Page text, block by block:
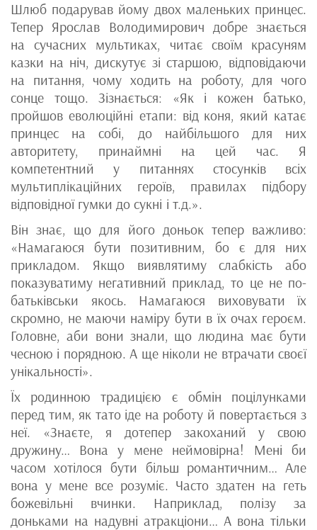
Шлюб подарував йому двох маленьких принцес.
Тепер Ярослав Володимирович добре знається
на сучасних мультиках, читає своїм красуням
казки на ніч, дискутує зі старшою, відповідаючи
на питання, чому ходить на роботу, для чого
сонце тощо. Зізнається: «Як і кожен батько,
пройшов еволюційні етапи: від коня, який катає
принцес на собі, до найбільшого для них
авторитету, принаймні на цей час. Я
компетентний у питаннях стосунків всіх
мультиплікаційних героїв, правилах підбору
відповідної гумки до сукні і т.д.».
Він знає, що для його доньок тепер важливо:
«Намагаюся бути позитивним, бо є для них
прикладом. Якщо виявлятиму слабкість або
показуватиму негативний приклад, то це не по-
батьківськи якось. Намагаюся виховувати їх
скромно, не маючи наміру бути в їх очах героєм.
Головне, аби вони знали, що людина має бути
чесною і порядною. А ще ніколи не втрачати своєї
унікальності».
Їх родинною традицією є обмін поцілунками
перед тим, як тато іде на роботу й повертається з
неї. «Знаєте, я дотепер закоханий у свою
дружину… Вона у мене неймовірна! Мені би
часом хотілося бути більш романтичним… Але
вона у мене все розуміє. Часто здатен на геть
божевільні вчинки. Наприклад, полізу за
доньками на надувні атракціони… А вона тільки